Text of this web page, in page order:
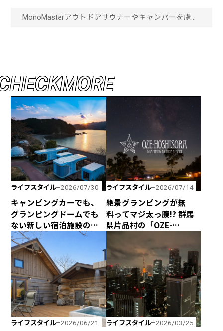
MonoMasterアウトドアサウナーやキャンパーを虜に
HECKMORE
ライフスタイル 2026/07/30
キャンピングカーでも、
グランピングドームでも
ない新しい宿泊施設のカ
タチ！ 海と山に囲まれた
熊野の最新型カプセルハ
ウス「ザ・グランスイー
ト」
ライフスタイル 2026/07/14
絶景グランピングが無
料ってマジ太っ腹!? 群馬
県片品村の「OZE-
HOSHISORA GLAMPING
＆CAMP RESORT」が宿泊
料金無料キャンペーンを
実施！
ライフスタイル 2026/06/21 ライフスタイル 2026/03/25